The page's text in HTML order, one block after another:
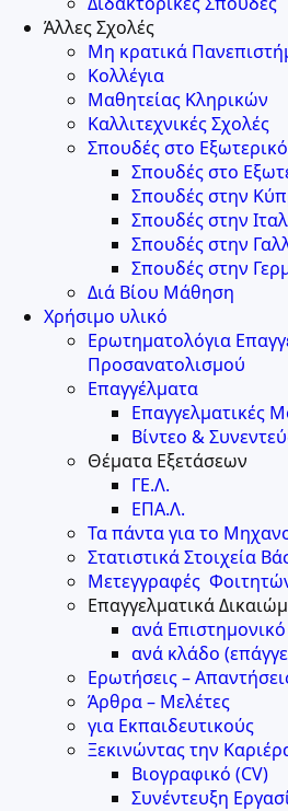
Άλλες Σχολές
Μη κρατικά
Κολλέγια
Μαθητείας Κληρικών
Καλλιτεχνικές Σχολές
Σπουδές στο Εξωτερικό
Σπουδές στο
Σπουδές στην
Σπουδές στην
Σπουδές στην
Σπουδές στην
Διά Βίου Μάθηση
Χρήσιμο υλικό
Ερωτηματολόγια
Προσανατολισμού
Επαγγέλματα
Επαγγελματικές
Βίντεο &
Θέματα Εξετάσεων
ΓΕ.Λ.
ΕΠΑ.Λ.
Τα πάντα για το
Στατιστικά Στοιχεία
Μετεγγραφές
Επαγγελματικά
ανά
ανά κλάδο
Ερωτήσεις –
Άρθρα – Μελέτες
για Εκπαιδευτικούς
Ξεκινώντας την
Βιογραφικό (CV)
Συνέντευξη